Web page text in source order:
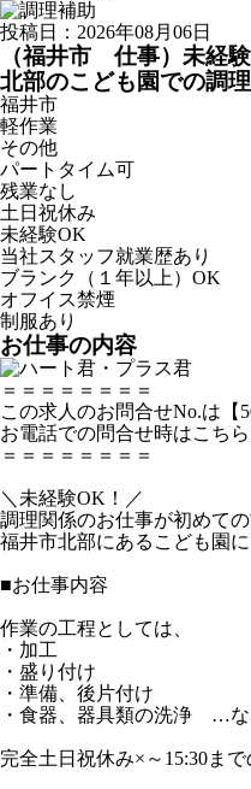
投稿日：2026年08月06日
（福井市 仕事）未経
北部のこども園での調
福井市
軽作業
その他
パートタイム可
残業なし
土日祝休み
未経験OK
当社スタッフ就業歴あり
ブランク（１年以上）OK
オフイス禁煙
制服あり
お仕事の内容
＝＝＝＝＝＝＝＝
この求人のお問合せNo.は【
お電話での問合せ時はこち
＝＝＝＝＝＝＝＝
＼未経験OK！／
調理関係のお仕事が初めての
福井市北部にあるこども園
■お仕事内容
作業の工程としては、
・加工
・盛り付け
・準備、後片付け
・食器、器具類の洗浄 …な
完全土日祝休み×～15:30ま